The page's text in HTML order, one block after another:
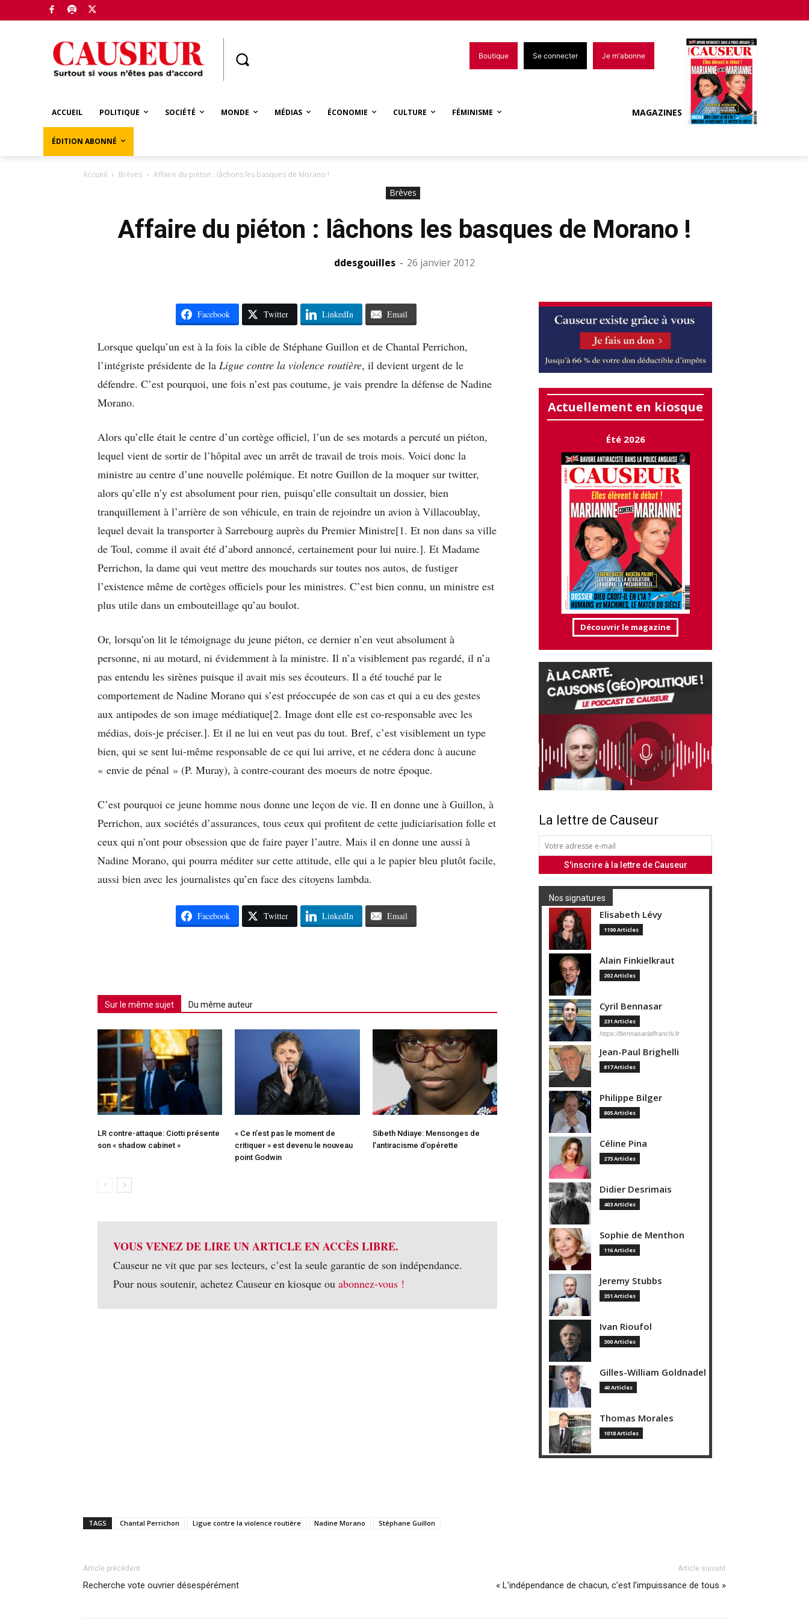
Boutique Se connecter Je m'abonne
ACCUEIL POLITIQUE SOCIÉTÉ MONDE MÉDIAS ÉCONOMIE CULTURE FÉMINISME
ÉDITION ABONNÉ
MAGAZINES
Accueil Brèves Affaire du piéton : lâchons les basques de Morano !
Brèves
Affaire du piéton : lâchons les basques de Morano !
ddesgouilles - 26 janvier 2012
Facebook Twitter LinkedIn Email
Lorsque quelqu’un est à la fois la cible de Stéphane Guillon et de Chantal Perrichon,
l’intégriste présidente de la Ligue contre la violence routière, il devient urgent de le
défendre. C’est pourquoi, une fois n’est pas coutume, je vais prendre la défense de Nadine
Morano.
Alors qu’elle était le centre d’un cortège officiel, l’un de ses motards a percuté un piéton,
lequel vient de sortir de l’hôpital avec un arrêt de travail de trois mois. Voici donc la
ministre au centre d’une nouvelle polémique. Et notre Guillon de la moquer sur twitter,
alors qu’elle n’y est absolument pour rien, puisqu’elle consultait un dossier, bien
tranquillement à l’arrière de son véhicule, en train de rejoindre un avion à Villacoublay,
lequel devait la transporter à Sarrebourg auprès du Premier Ministre[1. Et non dans sa ville
de Toul, comme il avait été d’abord annoncé, certainement pour lui nuire.]. Et Madame
Perrichon, la dame qui veut mettre des mouchards sur toutes nos autos, de fustiger
l’existence même de cortèges officiels pour les ministres. C’est bien connu, un ministre est
plus utile dans un embouteillage qu’au boulot.
Or, lorsqu’on lit le témoignage du jeune piéton, ce dernier n’en veut absolument à
personne, ni au motard, ni évidemment à la ministre. Il n’a visiblement pas regardé, il n’a
pas entendu les sirènes puisque il avait mis ses écouteurs. Il a été touché par le
comportement de Nadine Morano qui s’est préoccupée de son cas et qui a eu des gestes
aux antipodes de son image médiatique[2. Image dont elle est co-responsable avec les
médias, dois-je préciser.]. Et il ne lui en veut pas du tout. Bref, c’est visiblement un type
bien, qui se sent lui-même responsable de ce qui lui arrive, et ne cédera donc à aucune
« envie de pénal » (P. Muray), à contre-courant des moeurs de notre époque.
C’est pourquoi ce jeune homme nous donne une leçon de vie. Il en donne une à Guillon, à
Perrichon, aux sociétés d’assurances, tous ceux qui profitent de cette judiciarisation folle et
ceux qui n’ont pour obsession que de faire payer l’autre. Mais il en donne une aussi à
Nadine Morano, qui pourra méditer sur cette attitude, elle qui a le papier bleu plutôt facile,
aussi bien avec les journalistes qu’en face des citoyens lambda.
Facebook Twitter LinkedIn Email
Sur le même sujet Du même auteur
LR contre-attaque: Ciotti présente
son « shadow cabinet »
« Ce n’est pas le moment de
critiquer » est devenu le nouveau
point Godwin
Sibeth Ndiaye: Mensonges de
l’antiracisme d’opérette
VOUS VENEZ DE LIRE UN ARTICLE EN ACCÈS LIBRE.
Causeur ne vit que par ses lecteurs, c’est la seule garantie de son indépendance.
Pour nous soutenir, achetez Causeur en kiosque ou abonnez-vous !
Actuellement en kiosque
Été 2026
Découvrir le magazine
La lettre de Causeur
Nos signatures
Elisabeth Lévy
1190 Articles
Alain Finkielkraut
202 Articles
Cyril Bennasar
231 Articles
https://bennasarlaffranchi.fr
Jean-Paul Brighelli
817 Articles
Philippe Bilger
805 Articles
Céline Pina
273 Articles
Didier Desrimais
403 Articles
Sophie de Menthon
116 Articles
Jeremy Stubbs
351 Articles
Ivan Rioufol
300 Articles
Gilles-William Goldnadel
40 Articles
Thomas Morales
1018 Articles
TAGS Chantal Perrichon Ligue contre la violence routière Nadine Morano Stéphane Guillon
Article précédent
Recherche vote ouvrier désespérément
Article suivant
« L’indépendance de chacun, c’est l’impuissance de tous »